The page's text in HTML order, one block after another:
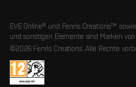
EVE Online® und Fenris Creations™
und sonstigen Elemente sind Marken von
©2026 Fenris Creations. Alle Rechte